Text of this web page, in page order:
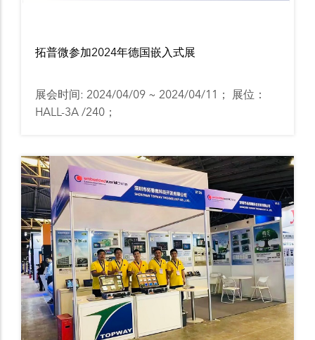
拓普微参加2024年德国嵌入式展
展会时间: 2024/04/09 ~ 2024/04/11； 展位：
HALL-3A /240；